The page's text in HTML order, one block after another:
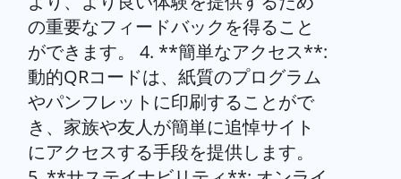
の重要なフィードバックを得ること
ができます。 4. **簡単なアクセス**:
動的QRコードは、紙質のプログラム
やパンフレットに印刷することがで
き、家族や友人が簡単に追悼サイト
にアクセスする手段を提供します。